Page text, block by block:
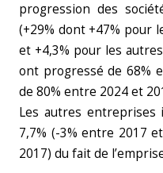
progression des
(+29% dont +47% pour
et +4,3% pour les
ont progressé de 68%
de 80% entre 2024 et
Les autres entreprises
7,7% (-3% entre 2017
2017) du fait de